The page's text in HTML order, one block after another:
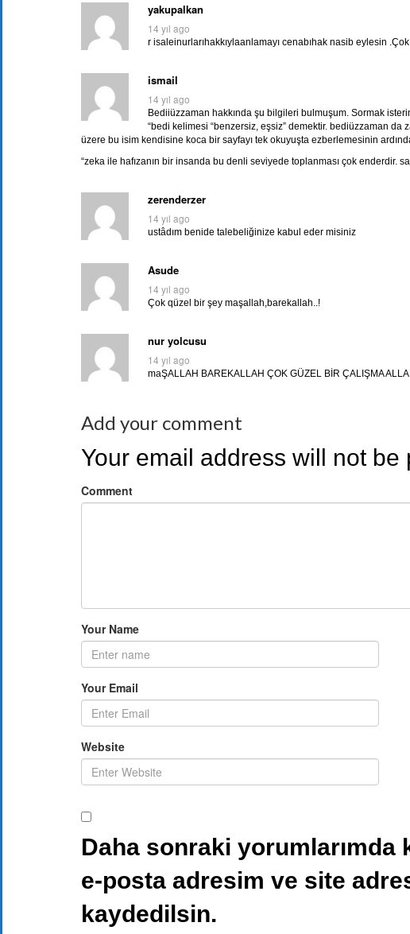
yakupalkan
14 yıl ago
r isaleinurlarıhakkıylaanlamayı cenabıhak nasib eylesin
ismail
14 yıl ago
Bediiüzzaman hakkında şu bilgileri bulmuşum. Sormak
“bedi kelimesi “benzersiz, eşsiz” demektir. bediüzzaman
üzere bu isim kendisine koca bir sayfayı tek okuyuşta ezberlemesinin
“zeka ile hafızanın bir insanda bu denli seviyede toplanması çok enderdir.
zerenderzer
14 yıl ago
ustâdım benide talebeliğinize kabul eder misiniz
Asude
14 yıl ago
Çok qüzel bir şey maşallah,barekallah..!
nur yolcusu
14 yıl ago
maŞALLAH BAREKALLAH ÇOK GÜZEL BİR ÇALIŞMA
Add your comment
Your email address will not be
Comment
Your Name
Your Email
Website
Daha sonraki yorumlarımda
e-posta adresim ve site
kaydedilsin.